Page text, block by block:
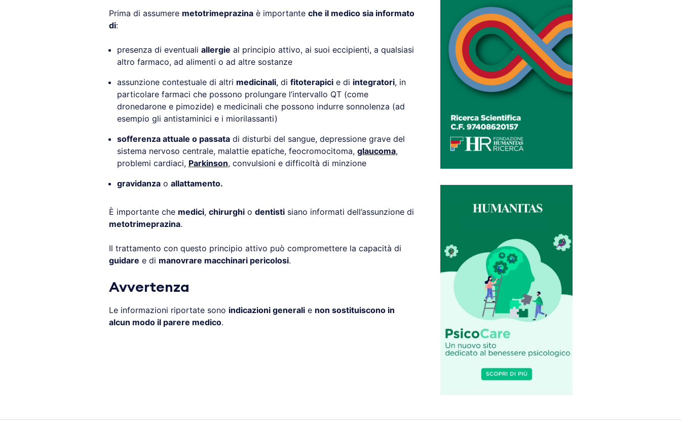
Prima di assumere metotrimeprazinaè importante che il medico sia informato
di:
presenza di eventuali allergie al principio attivo, ai suoi eccipienti, a qualsiasi
altro farmaco, ad alimenti o ad altre sostanze
assunzione contestuale di altri medicinali, di fitoterapicie di integratori, in
particolare farmaci che possono prolungare l’intervallo QT (come
dronedarone e pimozide) e medicinali che possono indurre sonnolenza (ad
esempio gli antistaminici e i miorilassanti)
sofferenza attuale o passatadi disturbi del sangue, depressione grave del
sistema nervoso centrale, malattie epatiche, feocromocitoma, glaucoma,
problemi cardiaci, Parkinson, convulsioni e difficoltà di minzione
gravidanzao allattamento.
È importante che medici, chirurghio dentistisiano informati dell’assunzione di
metotrimeprazina.
Il trattamento con questo principio attivo può compromettere la capacità di
guidare e di manovrare macchinari pericolosi.
Avvertenza
Le informazioni riportate sono indicazioni generalie non sostituiscono in
alcun modo il parere medico.